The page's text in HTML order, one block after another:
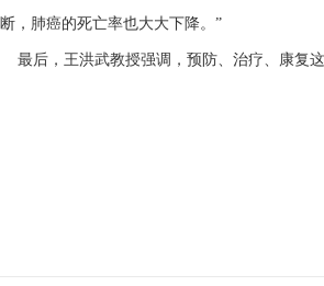
断，肺癌的死亡率也大大下降。”
最后，王洪武教授强调，预防、治疗、康复